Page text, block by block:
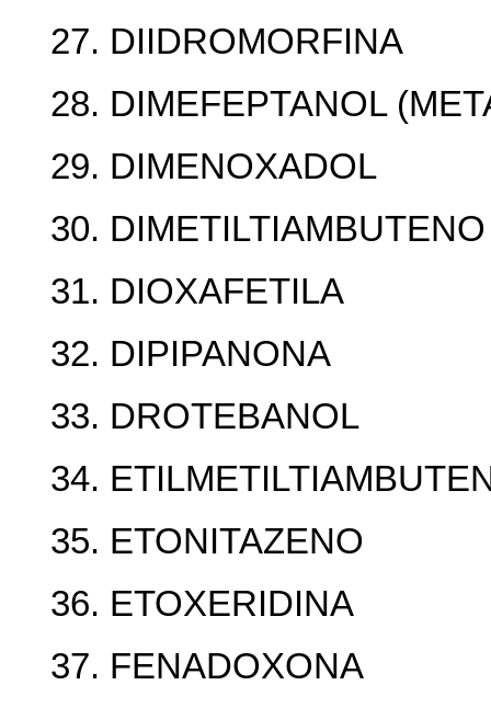
27. DIIDROMORFINA
28. DIMEFEPTANOL
29. DIMENOXADOL
30. DIMETILTIAMBUTENO
31. DIOXAFETILA
32. DIPIPANONA
33. DROTEBANOL
34.
35. ETONITAZENO
36. ETOXERIDINA
37. FENADOXONA